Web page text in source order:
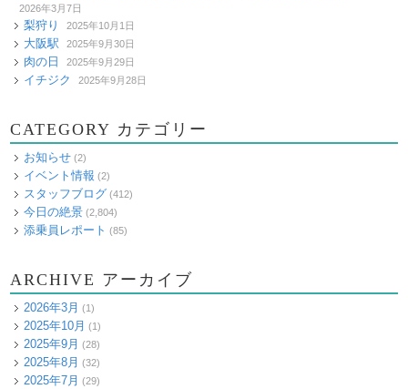
2026年3月7日
梨狩り 2025年10月1日
大阪駅 2025年9月30日
肉の日 2025年9月29日
イチジク 2025年9月28日
CATEGORY カテゴリー
お知らせ (2)
イベント情報 (2)
スタッフブログ (412)
今日の絶景 (2,804)
添乗員レポート (85)
ARCHIVE アーカイブ
2026年3月 (1)
2025年10月 (1)
2025年9月 (28)
2025年8月 (32)
2025年7月 (29)